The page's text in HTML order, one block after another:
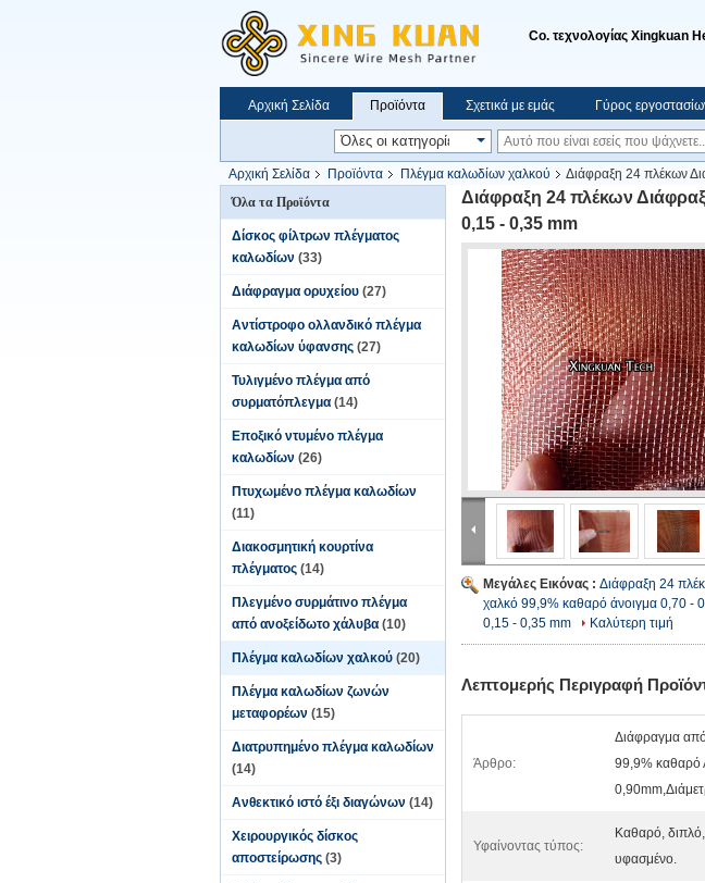
Co. τεχνολογίας Xingkuan
Αρχική Σελίδα Προϊόντα Σχετικά με εμάς Γύρος
Αρχική Σελίδα Προϊόντα Πλέγμα καλωδίων χαλκού
Διάφραξη 24 πλέκων
Όλα τα Προϊόντα
Δίσκος φίλτρων πλέγματος
καλωδίων (33)
Διάφραγμα ορυχείου (27)
Αντίστροφο ολλανδικό πλέγμα
καλωδίων ύφανσης (27)
Τυλιγμένο πλέγμα από
συρματόπλεγμα (14)
Εποξικό ντυμένο πλέγμα
καλωδίων (26)
Πτυχωμένο πλέγμα καλωδίων
(11)
Διακοσμητική κουρτίνα
πλέγματος (14)
Πλεγμένο συρμάτινο πλέγμα
από ανοξείδωτο χάλυβα (10)
Πλέγμα καλωδίων χαλκού (20)
Πλέγμα καλωδίων ζωνών
μεταφορέων (15)
Διατρυπημένο πλέγμα καλωδίων
(14)
Ανθεκτικό ιστό έξι διαγώνων (14)
Χειρουργικός δίσκος
αποστείρωσης (3)
Διάφραξη 24 πλέκων
0,15 - 0,35 mm
Μεγάλες Εικόνας : Διάφραξη 24
χαλκό 99,9% καθαρό άνοιγμα 0,70 -
0,15 - 0,35 mm
Καλύτερη τιμή
Λεπτομερής Περιγραφή
Άρθρο:
Διάφραγμα
99,9% καθαρό
Υφαίνοντας τύπος:
Καθαρό,
υφασμένο.